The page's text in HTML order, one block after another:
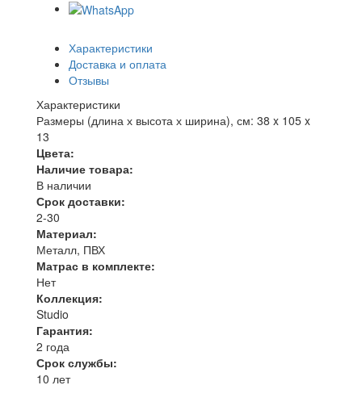
Характеристики
Доставка и оплата
Отзывы
Характеристики
Размеры (длина х высота х ширина), см: 38 x 105 x
13
Цвета:
Наличие товара:
В наличии
Срок доставки:
2-30
Материал:
Металл, ПВХ
Матрас в комплекте:
Нет
Коллекция:
Studio
Гарантия:
2 года
Срок службы:
10 лет